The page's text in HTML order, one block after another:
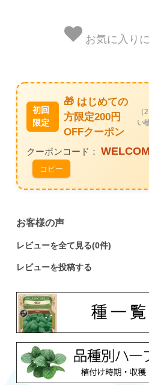
お気に入り
初回
限定
🎁 はじめての
方限定200円
OFFクーポン
い
クーポンコード：
コピー
お客様の声
レビューを全て見る(0件)
レビューを投稿する